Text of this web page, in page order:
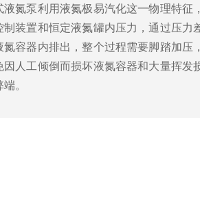
液氮泵利用液氮极易汽化这一物理特征
制装置和恒定液氮罐内压力，通过压力
氮容器内排出，整个过程需要脚踏加压
因人工倾倒而损坏液氮容器和大量挥发
。